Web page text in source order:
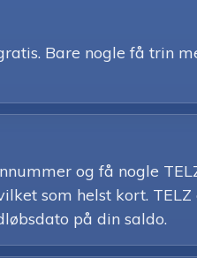
Bare nogle få trin
og få nogle
som helst kort.
på din saldo.